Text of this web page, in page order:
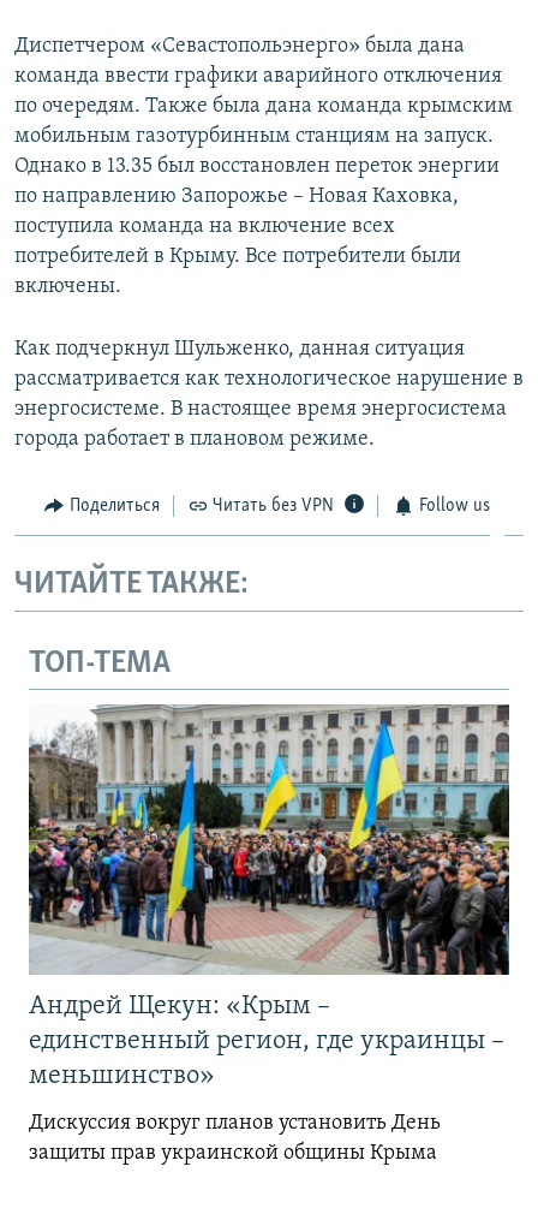
Диспетчером «Севастопольэнерго» была дана
команда ввести графики аварийного отключения
по очередям. Также была дана команда крымским
мобильным газотурбинным станциям на запуск.
Однако в 13.35 был восстановлен переток энергии
по направлению Запорожье – Новая Каховка,
поступила команда на включение всех
потребителей в Крыму. Все потребители были
включены.
Как подчеркнул Шульженко, данная ситуация
рассматривается как технологическое нарушение в
энергосистеме. В настоящее время энергосистема
города работает в плановом режиме.
Поделиться Читать без VPN Follow us
ЧИТАЙТЕ ТАКЖЕ:
ТОП-ТЕМА
Андрей Щекун: «Крым –
единственный регион, где украинцы –
меньшинство»
Дискуссия вокруг планов установить День
защиты прав украинской общины Крыма